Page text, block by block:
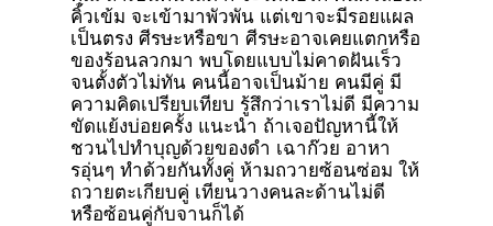
คิ้วเข้ม จะเข้ามาพัวพัน แต่เขาจะมีรอยแผล
เป็นตรง ศีรษะหรือขา ศีรษะอาจเคยแตกหรือ
ของร้อนลวกมา พบโดยแบบไม่คาดฝันเร็ว
จนตั้งตัวไม่ทัน คนนี้อาจเป็นม้าย คนมีคู่ มี
ความคิดเปรียบเทียบ รู้สึกว่าเราไม่ดี มีความ
ขัดแย้งบ่อยครั้ง แนะนำ ถ้าเจอปัญหานี้ให้
ชวนไปทำบุญด้วยของดำ เฉาก๊วย อาหา
รอุ่นๆ ทำด้วยกันทั้งคู่ ห้ามถวายซ้อนซ่อม ให้
ถวายตะเกียบคู่ เทียนวางคนละด้านไม่ดี
หรือซ้อนคู่กับจานก็ได้